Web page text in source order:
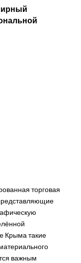
торговая
Крыма такие
важным